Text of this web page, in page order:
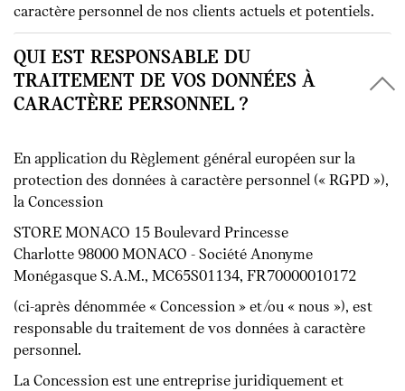
caractère personnel de nos clients actuels et potentiels.
QUI EST RESPONSABLE DU
TRAITEMENT DE VOS DONNÉES À
CARACTÈRE PERSONNEL ?
En application du Règlement général européen sur la
protection des données à caractère personnel (« RGPD »),
la Concession
STORE MONACO 15 Boulevard Princesse
Charlotte 98000 MONACO - Société Anonyme
Monégasque S.A.M., MC65S01134, FR70000010172
(ci-après dénommée « Concession » et/ou « nous »), est
responsable du traitement de vos données à caractère
personnel.
La Concession est une entreprise juridiquement et